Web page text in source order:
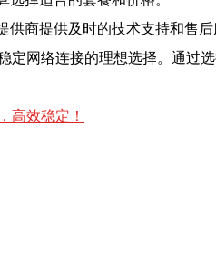
供商提供及时的技术支持和售后
定网络连接的理想选择。通过
高效稳定！